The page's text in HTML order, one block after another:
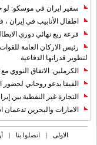
سفير ايران في موسكو: لو
اطفال الأنابيب في
قرعة ربع نهائي دوري
رئيس الاركان العامة
لتطوير قدراتها الدفاعية
الكرملين: الاتفاق النووي
الفيفا يدعو روحاني لحضور
التجارة غیر النفطیة بین
الامارات والبحرين تدعمان
الاولی | اتصلوا بنا |